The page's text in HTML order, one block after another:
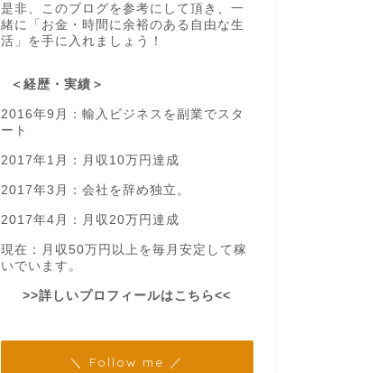
是非、このブログを参考にして頂き、一
緒に「お金・時間に余裕のある自由な生
活」を手に入れましょう！
＜経歴・実績＞
2016年9月：輸入ビジネスを副業でスタ
ート
2017年1月：月収10万円達成
2017年3月：会社を辞め独立。
2017年4月：月収20万円達成
現在：月収50万円以上を毎月安定して稼
いでいます。
>>詳しいプロフィールはこちら<<
＼ Follow me ／